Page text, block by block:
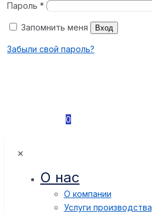
Пароль*
Запомнить меня Вход
Забыли свой пароль?
0
✕
О нас
О компании
Услуги производства